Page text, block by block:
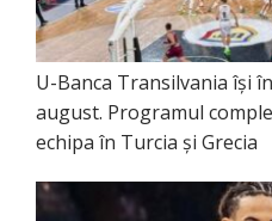
U-Banca Transilvania își
august. Programul
echipa în Turcia și Grecia